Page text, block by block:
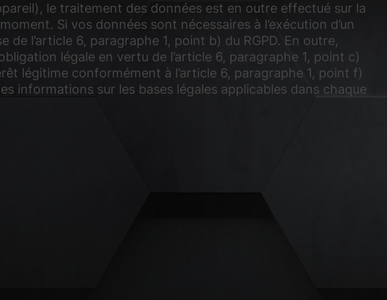
le traitement des données est en outre effectué sur la
Si vos données sont nécessaires à l’exécution d’un
l’article 6, paragraphe 1, point b) du RGPD. En outre,
légale en vertu de l’article 6, paragraphe 1, point c)
légitime conformément à l’article 6, paragraphe 1, point f)
informations sur les bases légales applicables dans chaque